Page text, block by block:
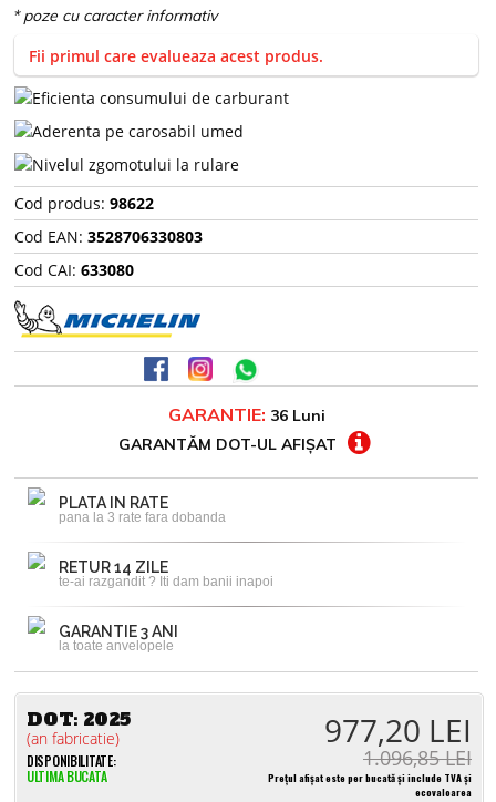
Fii primul care evalueaza acest produs.
Cod produs: 98622
Cod EAN: 3528706330803
Cod CAI: 633080
GARANTIE: 36 Luni
GARANTĂM DOT-UL AFIȘAT
PLATA IN RATE
pana la 3 rate fara dobanda
RETUR 14 ZILE
te-ai razgandit ? Iti dam banii inapoi
GARANTIE 3 ANI
la toate anvelopele
DOT: 2025
(an fabricatie)
DISPONIBILITATE:
ULTIMA BUCATA
977,20 LEI
1.096,85 LEI
Prețul afișat este per bucată și include TVA și
ecovaloarea